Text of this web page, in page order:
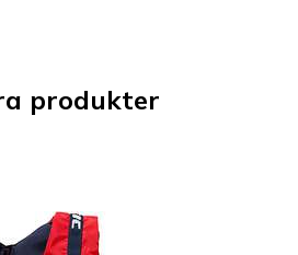
produkter